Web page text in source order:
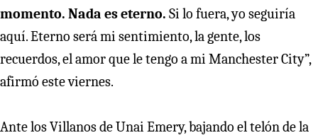
momento. Nada es eterno. Si lo fuera, yo seguiría
aquí. Eterno será mi sentimiento, la gente, los
recuerdos, el amor que le tengo a mi Manchester City”,
afirmó este viernes.
Ante los Villanos de Unai Emery, bajando el telón de la